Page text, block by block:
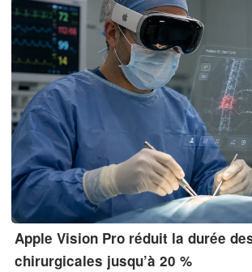
Apple Vision Pro réduit la durée
chirurgicales jusqu’à 20 %